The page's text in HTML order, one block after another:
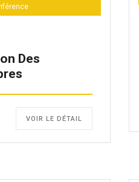
Des
VOIR LE DÉTAIL